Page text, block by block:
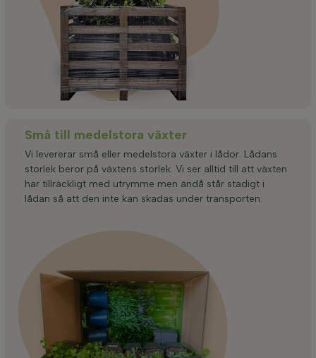
Små till medelstora växter
Vi levererar små eller medelstora växter i lådor. Lådans
storlek beror på växtens storlek. Vi ser alltid till att växten
har tillräckligt med utrymme men ändå står stadigt i
lådan så att den inte kan skadas under transporten.